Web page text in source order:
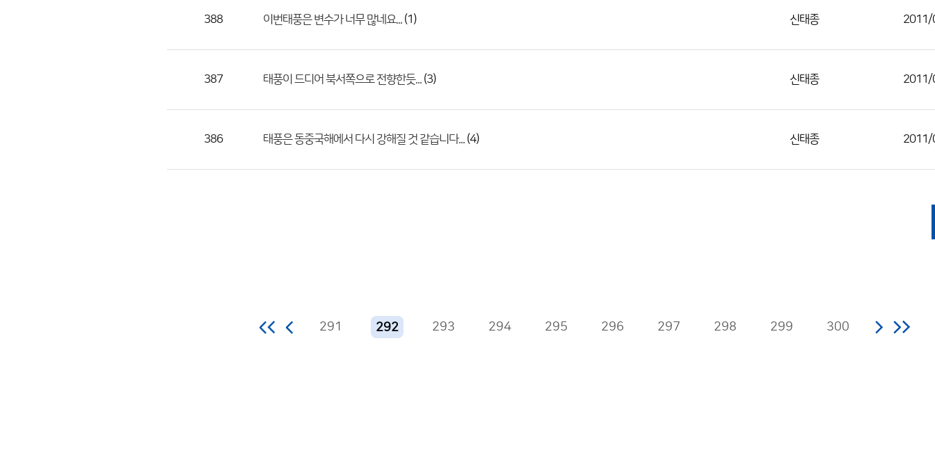
388 이번태풍은 변수가 너무 많네요... (1) 신태종 2011/
387 태풍이 드디어 북서쪽으로 전향한듯... (3) 신태종 2011/
386 태풍은 동중국해에서 다시 강해질 것 같습니다... (4) 신태종 2011/
291 292 293 294 295 296 297 298 299 300